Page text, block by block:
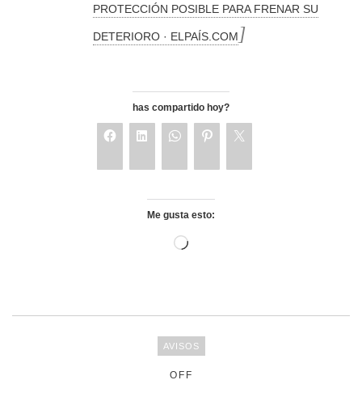
PROTECCIÓN POSIBLE PARA FRENAR SU
DETERIORO · ELPAÍS.COM ]
has compartido hoy?
Me gusta esto:
AVISOS
OFF